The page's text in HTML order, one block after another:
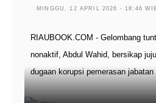
MINGGU, 12 APRIL 2026 - 18:46
RIAUBOOK.COM - Gelombang
nonaktif, Abdul Wahid, bersikap
dugaan korupsi pemerasan